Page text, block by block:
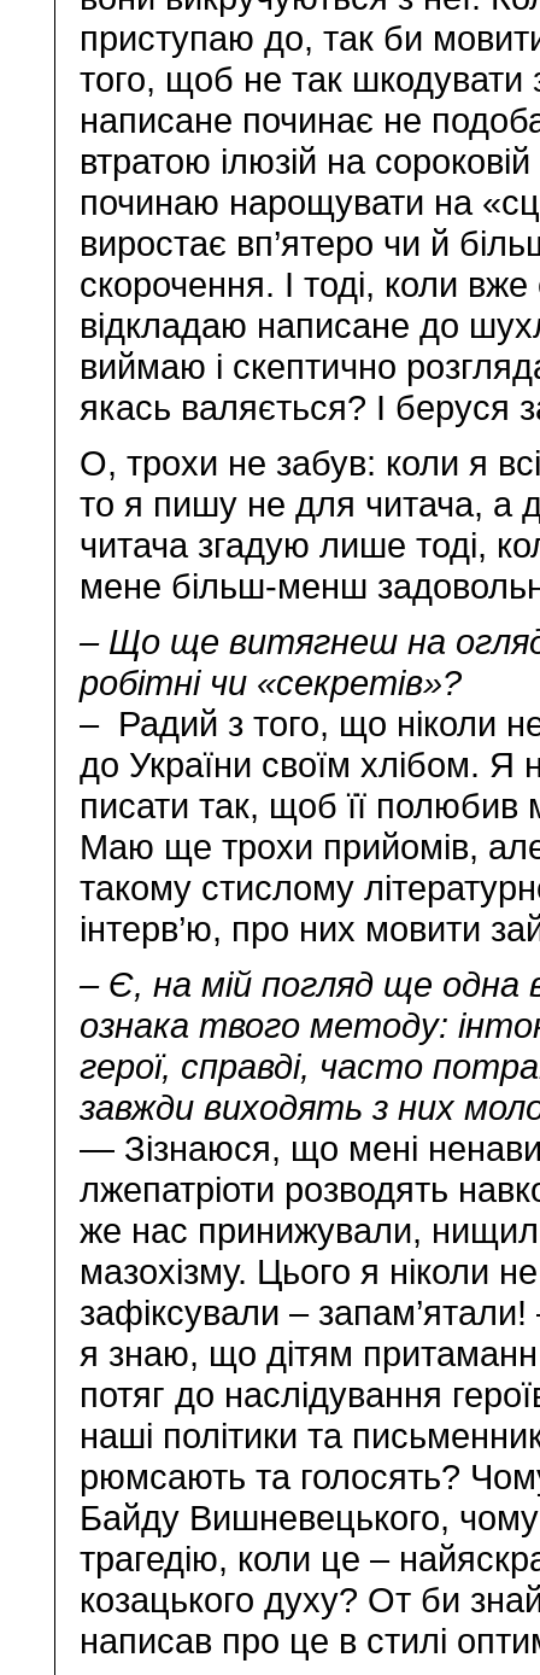
приступаю до, так би
того, щоб не так
написане починає не
втратою ілюзій на
починаю нарощувати на
виростає вп’ятеро чи й
скорочення. І тоді, коли
відкладаю написане до
виймаю і скептично
якась валяється? І беруся
О, трохи не забув: коли я
то я пишу не для читача, а
читача згадую лише тоді,
мене більш-менш
– Що ще витягнеш на
робітні чи «секретів»?
– Радий з того, що ніколи
до України своїм хлібом. Я
писати так, щоб її полюбив
Маю ще трохи прийомів,
такому стислому
інтерв’ю, про них мовити
– Є, на мій погляд ще одна
ознака твого методу:
герої, справді, часто
завжди виходять з них
— Зізнаюся, що мені
лжепатріоти розводять
же нас принижували,
мазохізму. Цього я ніколи
зафіксували –
я знаю, що дітям
потяг до наслідування
наші політики та
рюмсають та голосять?
Байду Вишневецького,
трагедію, коли це –
козацького духу? От би
написав про це в стилі